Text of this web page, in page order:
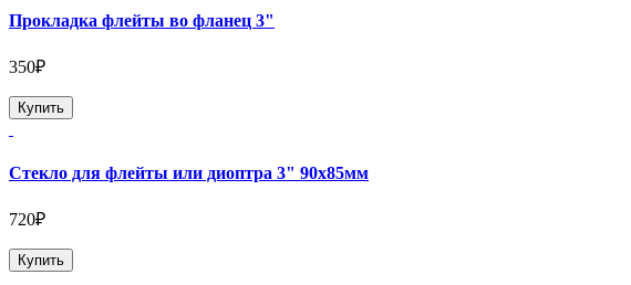
Прокладка флейты во фланец 3"
350₽
Купить
Стекло для флейты или диоптра 3" 90х85мм
720₽
Купить